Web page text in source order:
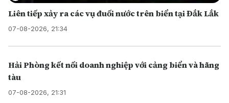
Liên tiếp xảy ra các vụ đuối nước trên biển tại Đắk Lắk
07-08-2026, 21:34
Hải Phòng kết nối doanh nghiệp với cảng biển và hãng
tàu
07-08-2026, 21:31